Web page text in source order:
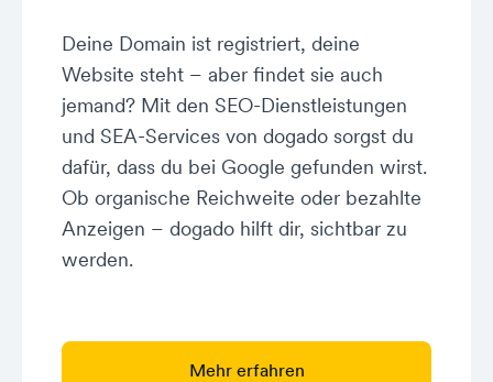
Deine Domain ist registriert, deine
Website steht – aber findet sie auch
jemand? Mit den SEO-Dienstleistungen
und SEA-Services von dogado sorgst du
dafür, dass du bei Google gefunden wirst.
Ob organische Reichweite oder bezahlte
Anzeigen – dogado hilft dir, sichtbar zu
werden.
Mehr erfahren